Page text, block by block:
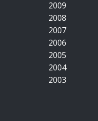
2009
2008
2007
2006
2005
2004
2003